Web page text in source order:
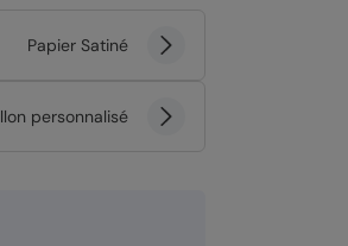
Papier Satiné
personnalisé